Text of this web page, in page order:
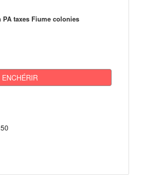
taxes Fiume colonies
ENCHÉRIR